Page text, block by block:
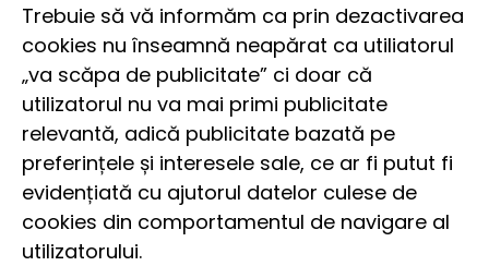
Trebuie să vă informăm ca prin dezactivarea
cookies nu înseamnă neapărat ca utiliatorul
„va scăpa de publicitate” ci doar că
utilizatorul nu va mai primi publicitate
relevantă, adică publicitate bazată pe
preferințele și interesele sale, ce ar fi putut fi
evidențiată cu ajutorul datelor culese de
cookies din comportamentul de navigare al
utilizatorului.